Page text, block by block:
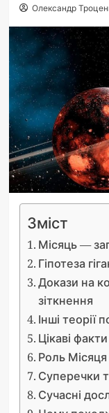
Олександр
Зміст
Місяць —
Гіпотеза
Докази на
зіткнення
Інші теорії
Цікаві
Роль Місяця
Суперечки
Сучасні